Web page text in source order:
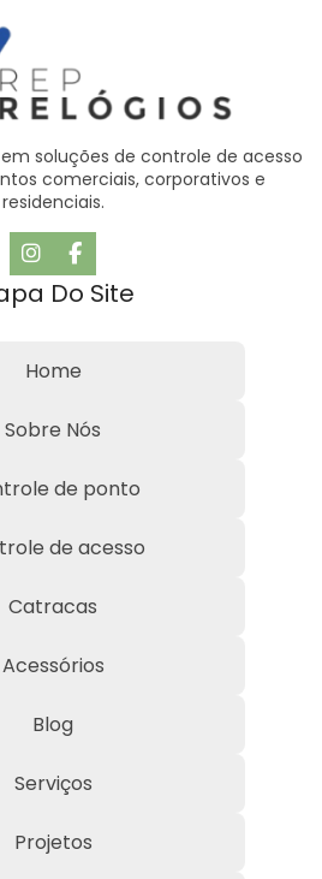
soluções de controle de acesso
comerciais, corporativos e
residenciais.
Do Site
Home
Sobre Nós
de ponto
de acesso
Catracas
Acessórios
Blog
Serviços
Projetos